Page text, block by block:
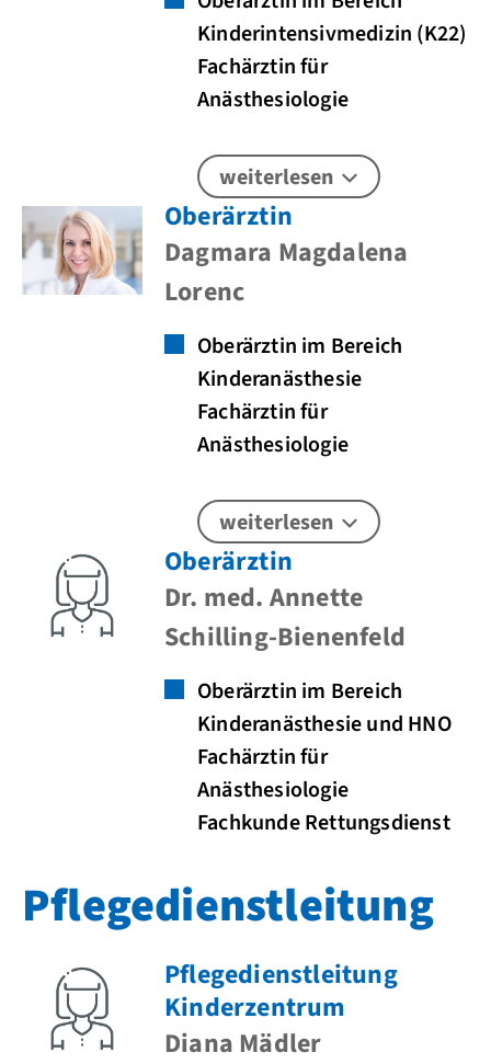
Kinderintensivmedizin (K22)
Fachärztin für
Anästhesiologie
weiterlesen
Oberärztin
Dagmara Magdalena
Lorenc
Oberärztin im Bereich
Kinderanästhesie
Fachärztin für
Anästhesiologie
weiterlesen
Oberärztin
Dr. med. Annette
Schilling-Bienenfeld
Oberärztin im Bereich
Kinderanästhesie und HNO
Fachärztin für
Anästhesiologie
Fachkunde Rettungsdienst
Pflegedienstleitung
Pflegedienstleitung
Kinderzentrum
Diana Mädler